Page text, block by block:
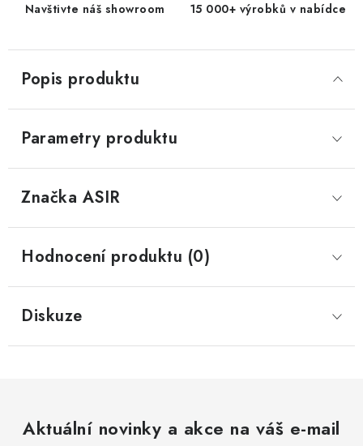
Navštivte náš showroom 15 000+ výrobků v nabídce
Popis produktu
Parametry produktu
Značka ASIR
Hodnocení produktu (0)
Diskuze
Aktuální novinky a akce na váš e-mail